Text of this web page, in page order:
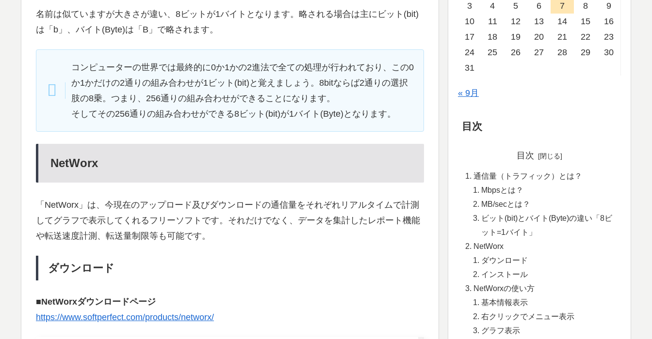
名前は似ていますが大きさが違い、8ビットが1バイトとなります。略される場合は主にビット(bit)
は「b」、バイト(Byte)は「B」で略されます。
コンピューターの世界では最終的に0か1かの2進法で全ての処理が行われており、この0
か1かだけの2通りの組み合わせが1ビット(bit)と覚えましょう。8bitならば2通りの選択
肢の8乗。つまり、256通りの組み合わせができることになります。
そしてその256通りの組み合わせができる8ビット(bit)が1バイト(Byte)となります。
NetWorx
「NetWorx」は、今現在のアップロード及びダウンロードの通信量をそれぞれリアルタイムで計測
してグラフで表示してくれるフリーソフトです。それだけでなく、データを集計したレポート機能
や転送速度計測、転送量制限等も可能です。
ダウンロード
■NetWorxダウンロードページ
https://www.softperfect.com/products/networx/
3
4 5 6 7 8
9
10
11 12 13 14 15
16
17
18 19 20 21 22
23
24
25 26 27 28 29
30
31
« 9月
目次
目次
通信量（トラフィック）とは？
Mbpsとは？
MB/secとは？
ビット(bit)とバイト(Byte)の違い「8ビ
ット=1バイト」
NetWorx
ダウンロード
インストール
NetWorxの使い方
基本情報表示
右クリックでメニュー表示
グラフ表示